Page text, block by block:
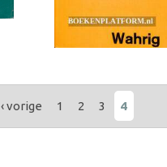
‹ vorige 1 2 3 4